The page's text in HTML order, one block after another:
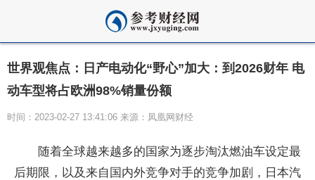
世界观焦点：日产电动化“野心”加大：到2026财年 电
动车型将占欧洲98%销量份额
时间：2023-02-27 13:41:06 来源：凤凰网财经
随着全球越来越多的国家为逐步淘汰燃油车设定最
后期限，以及来自国内外竞争对手的竞争加剧，日本汽